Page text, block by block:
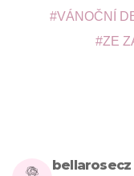
VÁNOČNÍ
ZE
bellarosecz